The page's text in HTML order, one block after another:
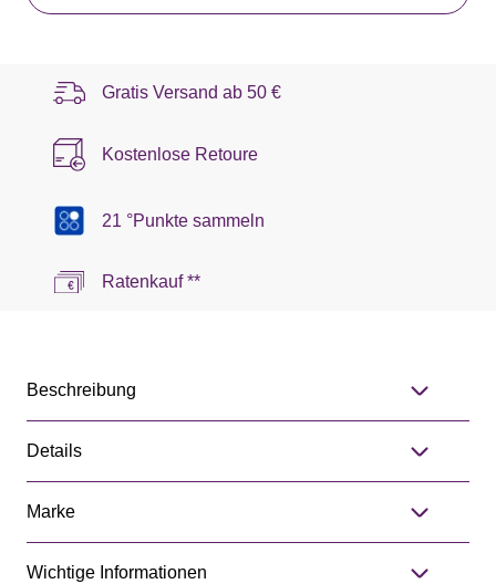
Gratis Versand ab 50 €
Kostenlose Retoure
21 °Punkte sammeln
Ratenkauf **
Beschreibung
Details
Marke
Wichtige Informationen